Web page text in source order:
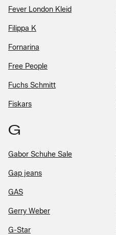
Fever London Kleid
Filippa K
Fornarina
Free People
Fuchs Schmitt
Fiskars
G
Gabor Schuhe Sale
Gap jeans
GAS
Gerry Weber
G-Star